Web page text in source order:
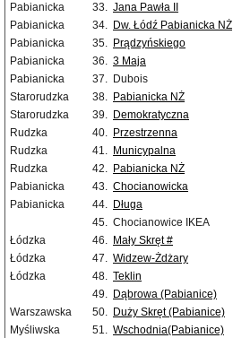
Pabianicka
33. Jana Pawła II
Pabianicka
34. Dw. Łódź Pabianicka NŻ
Pabianicka
35. Prądzyńskiego
Pabianicka
36. 3 Maja
Pabianicka
37. Dubois
Starorudzka
38. Pabianicka NŻ
Starorudzka
39. Demokratyczna
Rudzka
40. Przestrzenna
Rudzka
41. Municypalna
Rudzka
42. Pabianicka NŻ
Pabianicka
43. Chocianowicka
Pabianicka
44. Długa
45. Chocianowice IKEA
Łódzka
46. Mały Skręt #
Łódzka
47. Widzew-Żdżary
Łódzka
48. Teklin
49. Dąbrowa (Pabianice)
Warszawska
50. Duży Skręt (Pabianice)
Myśliwska
51. Wschodnia(Pabianice)